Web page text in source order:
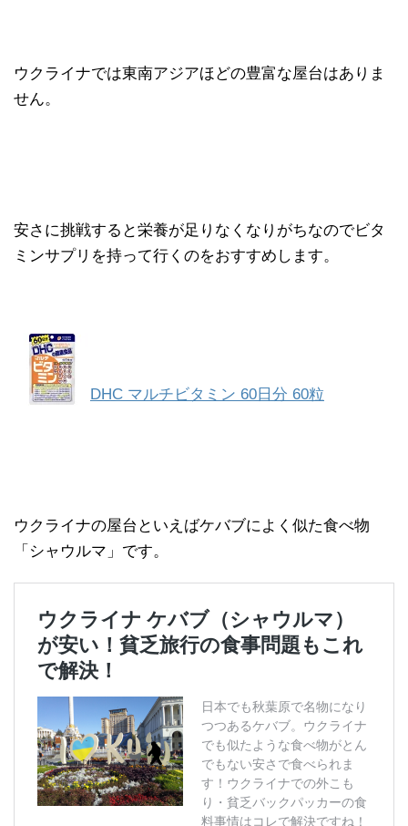
ウクライナでは東南アジアほどの豊富な屋台はありま
せん。
安さに挑戦すると栄養が足りなくなりがちなのでビタ
ミンサプリを持って行くのをおすすめします。
DHC マルチビタミン 60日分 60粒
ウクライナの屋台といえばケバブによく似た食べ物
「シャウルマ」です。